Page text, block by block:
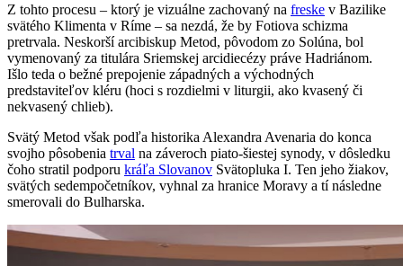
Z tohto procesu – ktorý je vizuálne zachovaný na freske v Bazilike
svätého Klimenta v Ríme – sa nezdá, že by Fotiova schizma
pretrvala. Neskorší arcibiskup Metod, pôvodom zo Solúna, bol
vymenovaný za titulára Sriemskej arcidiecézy práve Hadriánom.
Išlo teda o bežné prepojenie západných a východných
predstaviteľov kléru (hoci s rozdielmi v liturgii, ako kvasený či
nekvasený chlieb).
Svätý Metod však podľa historika Alexandra Avenaria do konca
svojho pôsobenia trval na záveroch piato-šiestej synody, v dôsledku
čoho stratil podporu kráľa Slovanov Svätopluka I. Ten jeho žiakov,
svätých sedempočetníkov, vyhnal za hranice Moravy a tí následne
smerovali do Bulharska.